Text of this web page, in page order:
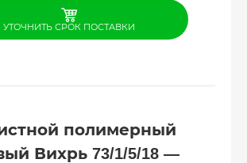
УТОЧНИТЬ СРОК ПОСТАВКИ
полимерный
Вихрь 73/1/5/18 —